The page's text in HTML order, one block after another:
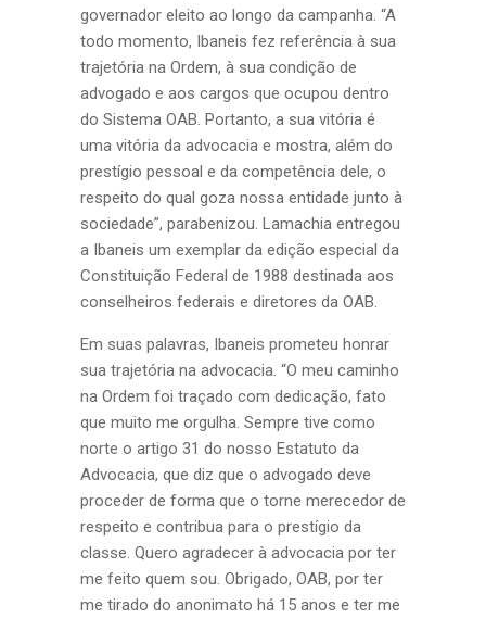
governador eleito ao longo da campanha. “A
todo momento, Ibaneis fez referência à sua
trajetória na Ordem, à sua condição de
advogado e aos cargos que ocupou dentro
do Sistema OAB. Portanto, a sua vitória é
uma vitória da advocacia e mostra, além do
prestígio pessoal e da competência dele, o
respeito do qual goza nossa entidade junto à
sociedade”, parabenizou. Lamachia entregou
a Ibaneis um exemplar da edição especial da
Constituição Federal de 1988 destinada aos
conselheiros federais e diretores da OAB.
Em suas palavras, Ibaneis prometeu honrar
sua trajetória na advocacia. “O meu caminho
na Ordem foi traçado com dedicação, fato
que muito me orgulha. Sempre tive como
norte o artigo 31 do nosso Estatuto da
Advocacia, que diz que o advogado deve
proceder de forma que o torne merecedor de
respeito e contribua para o prestígio da
classe. Quero agradecer à advocacia por ter
me feito quem sou. Obrigado, OAB, por ter
me tirado do anonimato há 15 anos e ter me